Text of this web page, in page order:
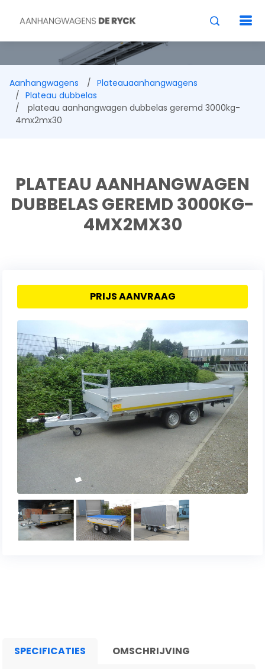
Aanhangwagens
Plateauaanhangwagens
Plateau dubbelas
plateau aanhangwagen dubbelas geremd 3000kg-
4mx2mx30
PLATEAU AANHANGWAGEN
DUBBELAS GEREMD 3000KG-
4MX2MX30
PRIJS AANVRAAG
SPECIFICATIES OMSCHRIJVING